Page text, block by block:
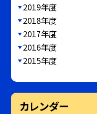
2019年度
2018年度
2017年度
2016年度
2015年度
カレンダー